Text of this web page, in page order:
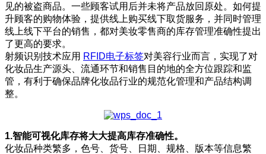
见的被盗商品。一些顾客试用后并未将产品放回原处。如何提
升顾客的购物体验，提供线上购买线下取货服务，并同时管理
线上线下平台的销售，都对美妆零售商的库存管理准确性提出
了更高的要求。
射频识别技术应用 RFID电子标签对美容行业而言，实现了对
化妆品生产源头、流通环节和销售目的地的全方位跟踪和监
管，有利于确保品牌化妆品行业的规范化管理和产品结构调
整。
1.智能可视化库存将大大提高库存准确性。
化妆品种类繁多，色号、货号、日期、规格、版本等信息繁